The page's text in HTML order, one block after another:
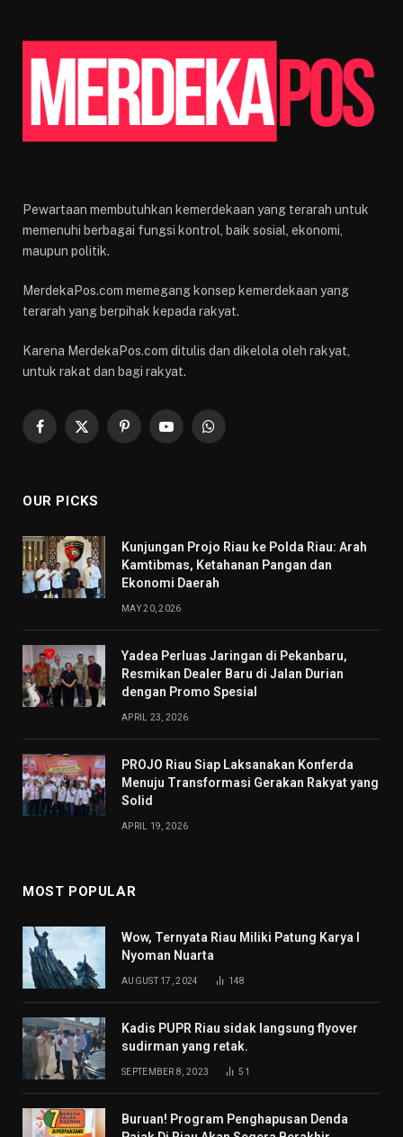
Pewartaan membutuhkan kemerdekaan yang terarah untuk
memenuhi berbagai fungsi kontrol, baik sosial, ekonomi,
maupun politik.
MerdekaPos.com memegang konsep kemerdekaan yang
terarah yang berpihak kepada rakyat.
Karena MerdekaPos.com ditulis dan dikelola oleh rakyat,
untuk rakat dan bagi rakyat.
Facebook
X
PinterestYouTubeWhatsApp
OUR PICKS
Kunjungan Projo Riau ke Polda Riau: Arah
Kamtibmas, Ketahanan Pangan dan
Ekonomi Daerah
MAY 20, 2026
Yadea Perluas Jaringan di Pekanbaru,
Resmikan Dealer Baru di Jalan Durian
dengan Promo Spesial
APRIL 23, 2026
PROJO Riau Siap Laksanakan Konferda
Menuju Transformasi Gerakan Rakyat yang
Solid
APRIL 19, 2026
MOST POPULAR
Wow, Ternyata Riau Miliki Patung Karya I
Nyoman Nuarta
AUGUST 17, 2024 148
Kadis PUPR Riau sidak langsung flyover
sudirman yang retak.
SEPTEMBER 8, 2023 51
Buruan! Program Penghapusan Denda